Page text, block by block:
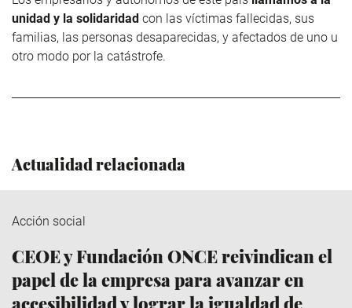
unidad y la solidaridad con las víctimas fallecidas, sus
familias, las personas desaparecidas, y afectados de uno u
otro modo por la catástrofe.
Actualidad relacionada
Acción social
CEOE y Fundación ONCE reivindican el
papel de la empresa para avanzar en